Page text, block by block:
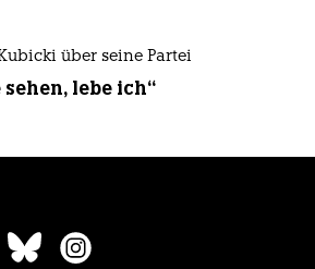
über seine Partei
sehen, lebe ich“